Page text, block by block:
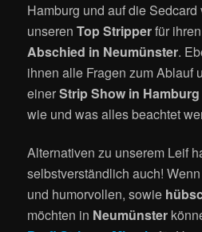
Hamburg und auf die
unserenTop Stripperfür
Abschied in Neumünster.
ihnen alle Fragen zum Ablauf
einerStrip Show in Hamburg
wie und was alles beachtet
Alternativen zu unserem Leif
selbstverständlich auch!
und humorvollen, sowie
möchten in Neumünster